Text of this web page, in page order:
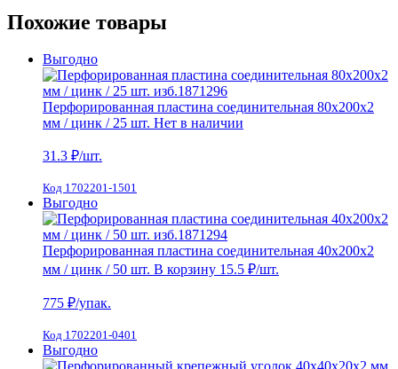
Похожие товары
Выгодно
Перфорированная пластина соединительная 80х200х2
мм / цинк / 25 шт. Нет в наличии
31.3 ₽/шт.
Код 1702201-1501
Выгодно
Перфорированная пластина соединительная 40х200х2
мм / цинк / 50 шт. В корзину 15.5 ₽/шт.
775 ₽/упак.
Код 1702201-0401
Выгодно